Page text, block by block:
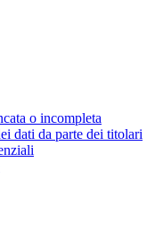
o incompleta
dati da parte dei titolari